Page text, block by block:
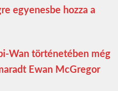
egyenesbe hozza a
Wan történetében még
Ewan McGregor